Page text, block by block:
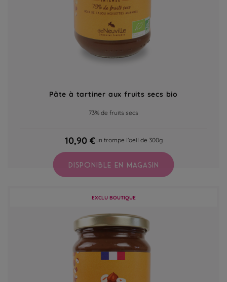
Pâte à tartiner aux fruits secs bio
73% de fruits secs
10,90 €un trompe l'oeil de 300g
DISPONIBLE EN MAGASIN
EXCLU BOUTIQUE